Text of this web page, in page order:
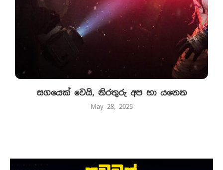
සගයෙක් වෙයි, නිරතුරු අප හා යනෙන
May 28, 2025